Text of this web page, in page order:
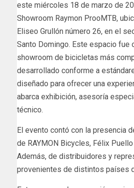
este miércoles 18 de marzo de
Showroom Raymon ProoMTB,
Eliseo Grullón número 26, en el
Santo Domingo. Este espacio fue
showroom de bicicletas más
desarrollado conforme a
diseñado para ofrecer una
abarca exhibición, asesoría
técnico.
El evento contó con la presencia
de RAYMON Bicycles, Félix
Además, de distribuidores y
provenientes de distintos países